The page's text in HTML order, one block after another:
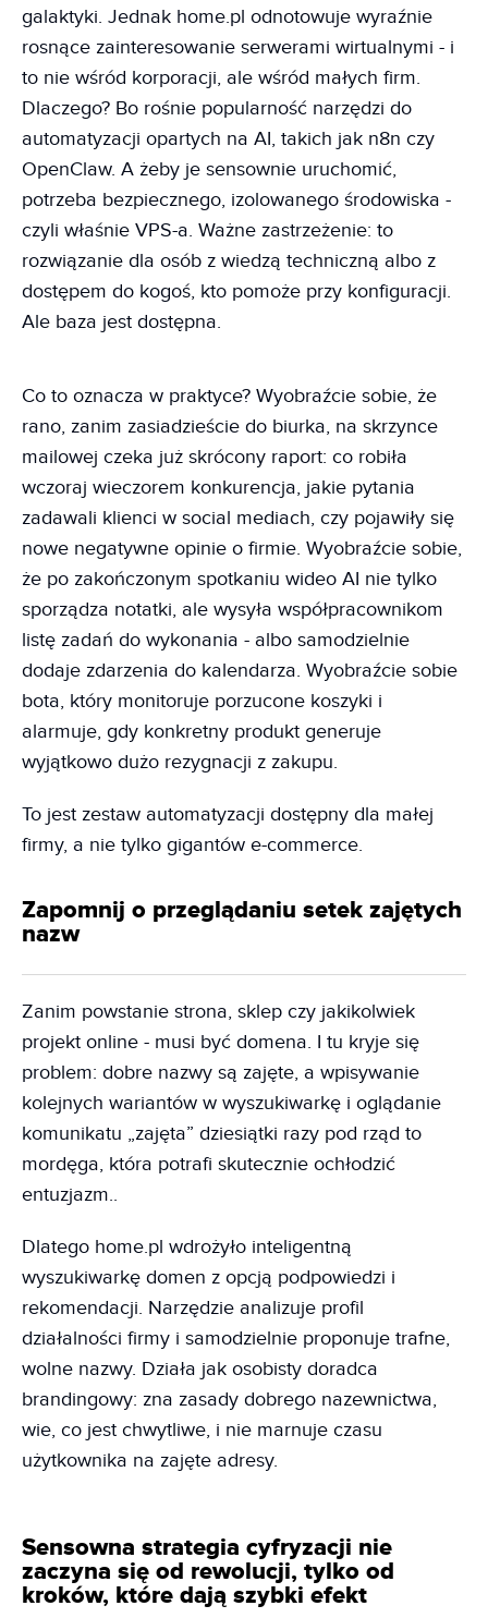
galaktyki. Jednak home.pl odnotowuje wyraźnie
rosnące zainteresowanie serwerami wirtualnymi - i
to nie wśród korporacji, ale wśród małych firm.
Dlaczego? Bo rośnie popularność narzędzi do
automatyzacji opartych na AI, takich jak n8n czy
OpenClaw. A żeby je sensownie uruchomić,
potrzeba bezpiecznego, izolowanego środowiska -
czyli właśnie VPS-a. Ważne zastrzeżenie: to
rozwiązanie dla osób z wiedzą techniczną albo z
dostępem do kogoś, kto pomoże przy konfiguracji.
Ale baza jest dostępna.
Co to oznacza w praktyce? Wyobraźcie sobie, że
rano, zanim zasiadzieście do biurka, na skrzynce
mailowej czeka już skrócony raport: co robiła
wczoraj wieczorem konkurencja, jakie pytania
zadawali klienci w social mediach, czy pojawiły się
nowe negatywne opinie o firmie. Wyobraźcie sobie,
że po zakończonym spotkaniu wideo AI nie tylko
sporządza notatki, ale wysyła współpracownikom
listę zadań do wykonania - albo samodzielnie
dodaje zdarzenia do kalendarza. Wyobraźcie sobie
bota, który monitoruje porzucone koszyki i
alarmuje, gdy konkretny produkt generuje
wyjątkowo dużo rezygnacji z zakupu.
To jest zestaw automatyzacji dostępny dla małej
firmy, a nie tylko gigantów e-commerce.
Zapomnij o przeglądaniu setek zajętych
nazw
Zanim powstanie strona, sklep czy jakikolwiek
projekt online - musi być domena. I tu kryje się
problem: dobre nazwy są zajęte, a wpisywanie
kolejnych wariantów w wyszukiwarkę i oglądanie
komunikatu „zajęta” dziesiątki razy pod rząd to
mordęga, która potrafi skutecznie ochłodzić
entuzjazm..
Dlatego home.pl wdrożyło inteligentną
wyszukiwarkę domen z opcją podpowiedzi i
rekomendacji. Narzędzie analizuje profil
działalności firmy i samodzielnie proponuje trafne,
wolne nazwy. Działa jak osobisty doradca
brandingowy: zna zasady dobrego nazewnictwa,
wie, co jest chwytliwe, i nie marnuje czasu
użytkownika na zajęte adresy.
Sensowna strategia cyfryzacji nie
zaczyna się od rewolucji, tylko od
kroków, które dają szybki efekt